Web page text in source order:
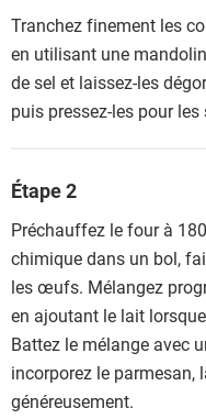
Tranchez finement les
en utilisant une
de sel et laissez-les
puis pressez-les pour les
Étape 2
Préchauffez le four à
chimique dans un bol,
les œufs. Mélangez
en ajoutant le lait
Battez le mélange avec
incorporez le parmesan,
généreusement.